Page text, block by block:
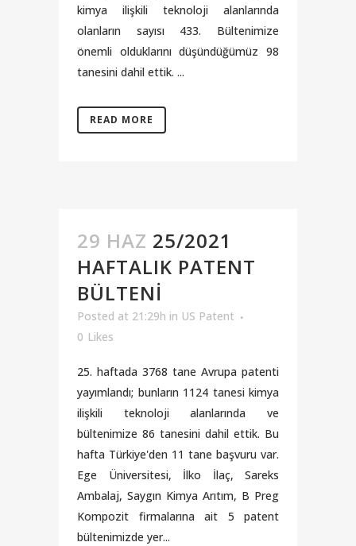
kimya ilişkili teknoloji alanlarında
olanların sayısı 433. Bültenimize
önemli olduklarını düşündüğümüz 98
tanesini dahil ettik. ...
READ MORE
29 HAZ 25/2021
HAFTALIK PATENT
BÜLTENI
Posted at 21:29h in US Patent
0 Likes
25. haftada 3768 tane Avrupa patenti
yayımlandı; bunların 1124 tanesi kimya
ilişkili teknoloji alanlarında ve
bültenimize 86 tanesini dahil ettik. Bu
hafta Türkiye'den 11 tane başvuru var.
Ege Üniversitesi, İlko İlaç, Sareks
Ambalaj, Saygın Kimya Arıtım, B Preg
Kompozit firmalarına ait 5 patent
bültenimizde yer...